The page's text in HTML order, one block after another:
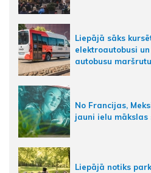
Liepājā sāks
elektroautobusi
autobusu
No Francijas,
jauni ielu mākslas
Liepājā notiks